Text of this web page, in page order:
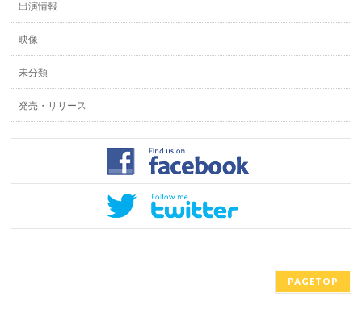
出演情報
映像
未分類
発売・リリース
PAGETOP